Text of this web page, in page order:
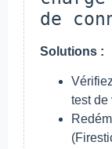
de
Solutions :
test de